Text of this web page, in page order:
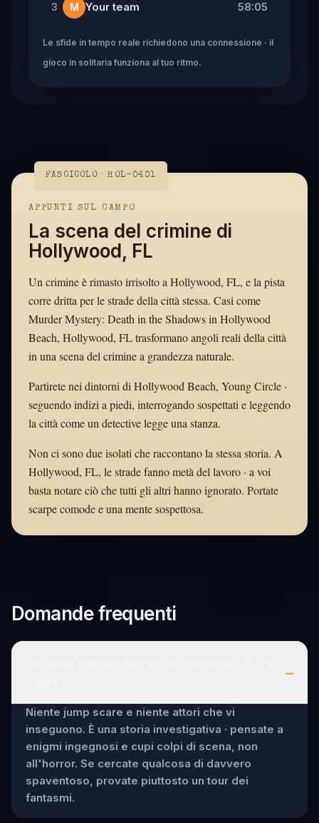
3 M Your team 58:05
Le sfide in tempo reale richiedono una connessione · il
gioco in solitaria funziona al tuo ritmo.
FASCICOLO · HOL-0401
APPUNTI SUL CAMPO
La scena del crimine di
Hollywood, FL
Un crimine è rimasto irrisolto a Hollywood, FL, e la pista
corre dritta per le strade della città stessa. Casi come
Murder Mystery: Death in the Shadows in Hollywood
Beach, Hollywood, FL trasformano angoli reali della città
in una scena del crimine a grandezza naturale.
Partirete nei dintorni di Hollywood Beach, Young Circle ·
seguendo indizi a piedi, interrogando sospettati e leggendo
la città come un detective legge una stanza.
Non ci sono due isolati che raccontano la stessa storia. A
Hollywood, FL, le strade fanno metà del lavoro · a voi
basta notare ciò che tutti gli altri hanno ignorato. Portate
scarpe comode e una mente sospettosa.
Domande frequenti
–
Niente jump scare e niente attori che vi
inseguono. È una storia investigativa · pensate a
enigmi ingegnosi e cupi colpi di scena, non
all'horror. Se cercate qualcosa di davvero
spaventoso, provate piuttosto un tour dei
fantasmi.